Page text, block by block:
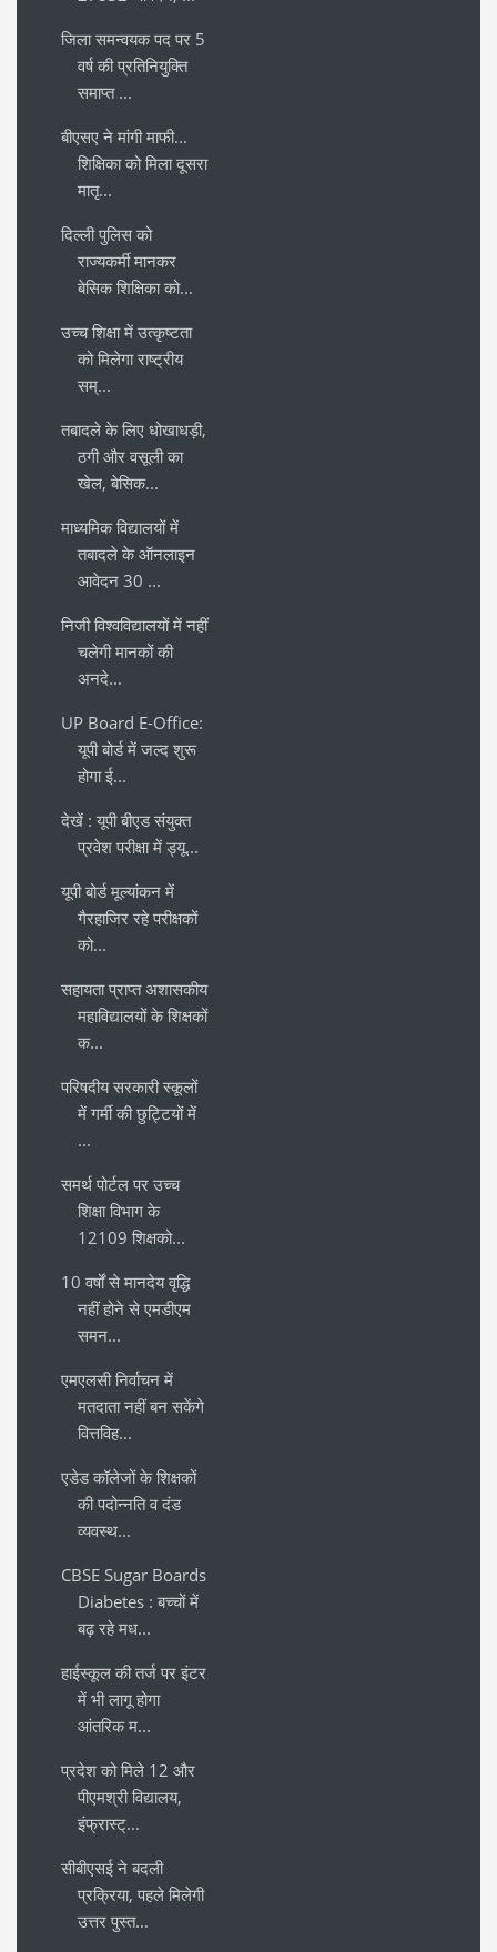
जिला समन्वयक पद पर 5
वर्ष की प्रतिनियुक्ति
समाप्त ...
बीएसए ने मांगी माफी...
शिक्षिका को मिला दूसरा
मातृ...
दिल्ली पुलिस को
राज्यकर्मी मानकर
बेसिक शिक्षिका को...
उच्च शिक्षा में उत्कृष्टता
को मिलेगा राष्ट्रीय
सम्...
तबादले के लिए धोखाधड़ी,
ठगी और वसूली का
खेल, बेसिक...
माध्यमिक विद्यालयों में
तबादले के ऑनलाइन
आवेदन 30 ...
निजी विश्वविद्यालयों में नहीं
चलेगी मानकों की
अनदे...
UP Board E-Office:
यूपी बोर्ड में जल्द शुरू
होगा ई...
देखें : यूपी बीएड संयुक्त
प्रवेश परीक्षा में ड्यू...
यूपी बोर्ड मूल्यांकन में
गैरहाजिर रहे परीक्षकों
को...
सहायता प्राप्त अशासकीय
महाविद्यालयों के शिक्षकों
क...
परिषदीय सरकारी स्कूलों
में गर्मी की छुट्टियों में
...
समर्थ पोर्टल पर उच्च
शिक्षा विभाग के
12109 शिक्षको...
10 वर्षों से मानदेय वृद्धि
नहीं होने से एमडीएम
समन...
एमएलसी निर्वाचन में
मतदाता नहीं बन सकेंगे
वित्तविह...
एडेड कॉलेजों के शिक्षकों
की पदोन्नति व दंड
व्यवस्थ...
CBSE Sugar Boards
Diabetes : बच्चों में
बढ़ रहे मध...
हाईस्कूल की तर्ज पर इंटर
में भी लागू होगा
आंतरिक म...
प्रदेश को मिले 12 और
पीएमश्री विद्यालय,
इंफ्रास्ट्...
सीबीएसई ने बदली
प्रक्रिया, पहले मिलेगी
उत्तर पुस्त...